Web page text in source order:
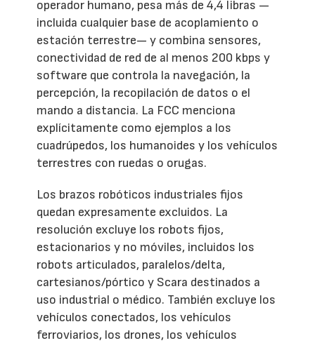
operador humano, pesa más de 4,4 libras —
incluida cualquier base de acoplamiento o
estación terrestre— y combina sensores,
conectividad de red de al menos 200 kbps y
software que controla la navegación, la
percepción, la recopilación de datos o el
mando a distancia. La FCC menciona
explícitamente como ejemplos a los
cuadrúpedos, los humanoides y los vehículos
terrestres con ruedas o orugas.
Los brazos robóticos industriales fijos
quedan expresamente excluidos. La
resolución excluye los robots fijos,
estacionarios y no móviles, incluidos los
robots articulados, paralelos/delta,
cartesianos/pórtico y Scara destinados a
uso industrial o médico. También excluye los
vehículos conectados, los vehículos
ferroviarios, los drones, los vehículos